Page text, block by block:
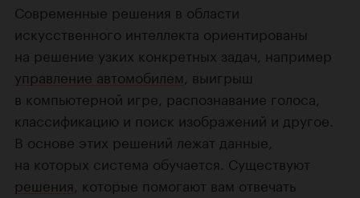
Современные решения в области
искусственного интеллекта ориентированы
на решение узких конкретных задач, например
управление автомобилем, выигрыш
в компьютерной игре, распознавание голоса,
классификацию и поиск изображений и другое.
В основе этих решений лежат данные,
на которых система обучается. Существуют
решения, которые помогают вам отвечать